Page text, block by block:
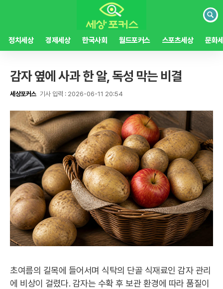
검
정치세상 경제세상 한국사회 월드포커스 스포츠세상 문화
감자 옆에 사과 한 알, 독성 막는 비결
세상포커스 기사 입력 : 2026-06-11 20:54
초여름의 길목에 들어서며 식탁의 단골 식재료인 감자 관리
에 비상이 걸렸다. 감자는 수확 후 보관 환경에 따라 품질이